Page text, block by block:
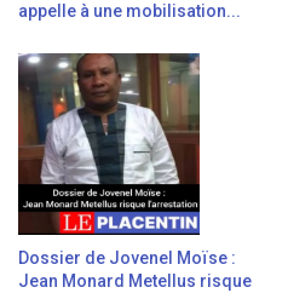
appelle à une mobilisation...
Dossier de Jovenel Moïse :
Jean Monard Metellus risque